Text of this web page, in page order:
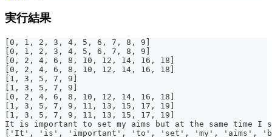
実行結果
[0, 1, 2, 3, 4, 5, 6, 7, 8, 9]
[0, 1, 2, 3, 4, 5, 6, 7, 8, 9]
[0, 2, 4, 6, 8, 10, 12, 14, 16, 18]
[0, 2, 4, 6, 8, 10, 12, 14, 16, 18]
[1, 3, 5, 7, 9]
[1, 3, 5, 7, 9]
[0, 2, 4, 6, 8, 10, 12, 14, 16, 18]
[1, 3, 5, 7, 9, 11, 13, 15, 17, 19]
[1, 3, 5, 7, 9, 11, 13, 15, 17, 19]
It is important to set my aims but at the same time I
['It', 'is', 'important', 'to', 'set', 'my', 'aims',